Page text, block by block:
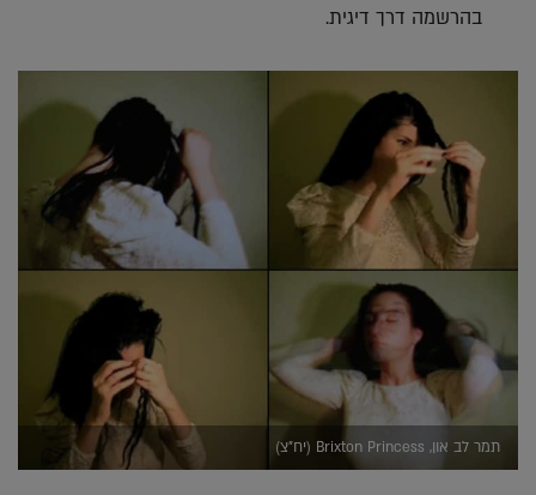
בהרשמה דרך דיגית.
תמר לב און, Brixton Princess (יח"צ)